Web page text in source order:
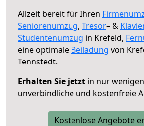
Allzeit bereit für Ihren
Seniorenumzug, Tresor– &
Studentenumzug in Krefeld,
eine optimale Beiladung von
Tennstedt.
Erhalten Sie jetzt in nur
unverbindliche und kostenfreie
Kostenlose Angebote